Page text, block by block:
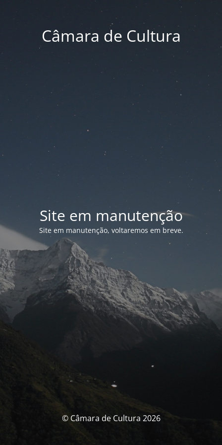
Câmara de Cultura
Site em manutenção
Site em manutenção, voltaremos em breve.
© Câmara de Cultura 2026